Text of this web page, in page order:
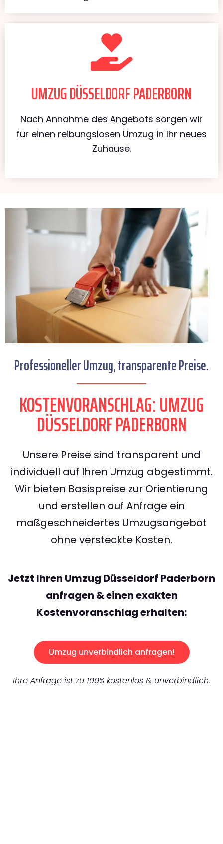
UMZUG DÜSSELDORF PADERBORN
Nach Annahme des Angebots sorgen wir
für einen reibungslosen Umzug in Ihr neues
Zuhause.
Professioneller Umzug, transparente Preise.
KOSTENVORANSCHLAG: UMZUG
DÜSSELDORF PADERBORN
Unsere Preise sind transparent und
individuell auf Ihren Umzug abgestimmt.
Wir bieten Basispreise zur Orientierung
und erstellen auf Anfrage ein
maßgeschneidertes Umzugsangebot
ohne versteckte Kosten.
Jetzt Ihren Umzug Düsseldorf Paderborn
anfragen & einen exakten
Kostenvoranschlag erhalten:
Umzug unverbindlich anfragen!
Ihre Anfrage ist zu 100% kostenlos & unverbindlich.